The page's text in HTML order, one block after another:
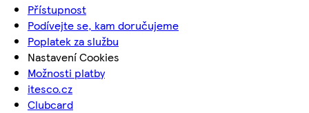
Přístupnost
Podívejte se, kam doručujeme
Poplatek za službu
Nastavení Cookies
Možnosti platby
itesco.cz
Clubcard